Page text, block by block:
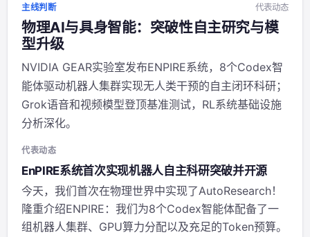
行业个人...
主线判断 代表动态
物理AI与具身智能：突破性自主研究与模
型升级
NVIDIA GEAR实验室发布ENPIRE系统，8个Codex智
能体驱动机器人集群实现无人类干预的自主闭环科研；
Grok语音和视频模型登顶基准测试，RL系统基础设施
分析深化。
代表动态
EnPIRE系统首次实现机器人自主科研突破并开源
今天，我们首次在物理世界中实现了AutoResearch！
隆重介绍ENPIRE：我们为8个Codex智能体配备了一
组机器人集群、GPU算力分配以及充足的Token预算。